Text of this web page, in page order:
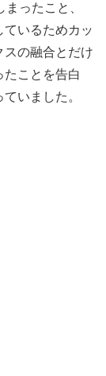
ったこと、
いるためカッ
スの融合とだけ
ことを告白
いました。